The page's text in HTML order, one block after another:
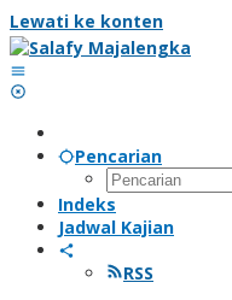
Lewati ke konten
Pencarian
Indeks
Jadwal Kajian
RSS